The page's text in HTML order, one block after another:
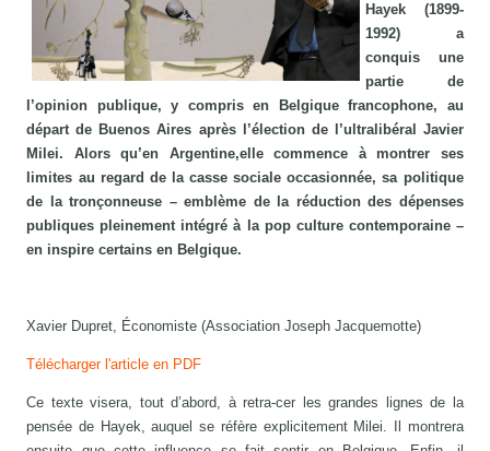
Hayek (1899-
1992) a
conquis une
partie de
l’opinion publique, y compris en Belgique francophone, au
départ de Buenos Aires après l’élection de l’ultralibéral Javier
Milei. Alors qu’en Argentine,elle commence à montrer ses
limites au regard de la casse sociale occasionnée, sa politique
de la tronçonneuse – emblème de la réduction des dépenses
publiques pleinement intégré à la pop culture contemporaine –
en inspire certains en Belgique.
Xavier Dupret, Économiste (Association Joseph Jacquemotte)
Télécharger l'article en PDF
Ce texte visera, tout d’abord, à retra-cer les grandes lignes de la
pensée de Hayek, auquel se réfère explicitement Milei. Il montrera